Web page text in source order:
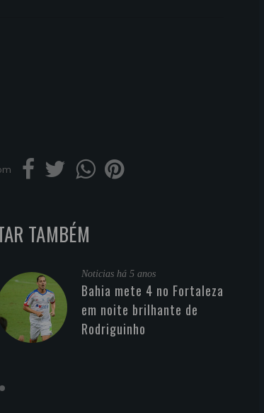
TAMBÉM
Noticias há 5 anos
Bahia mete 4 no Fortaleza
em noite brilhante de
Rodriguinho